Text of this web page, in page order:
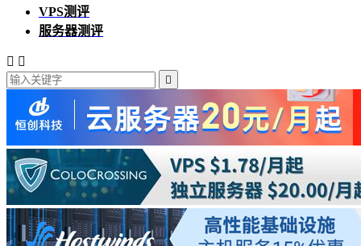
VPS测评
服务器测评
 
